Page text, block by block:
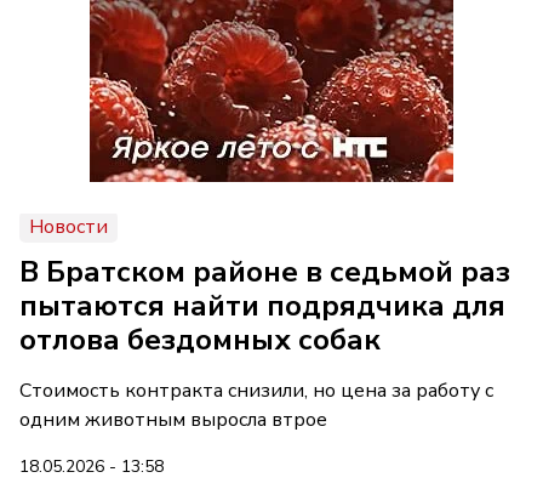
Новости
В Братском районе в седьмой раз
пытаются найти подрядчика для
отлова бездомных собак
Стоимость контракта снизили, но цена за работу с
одним животным выросла втрое
18.05.2026 - 13:58